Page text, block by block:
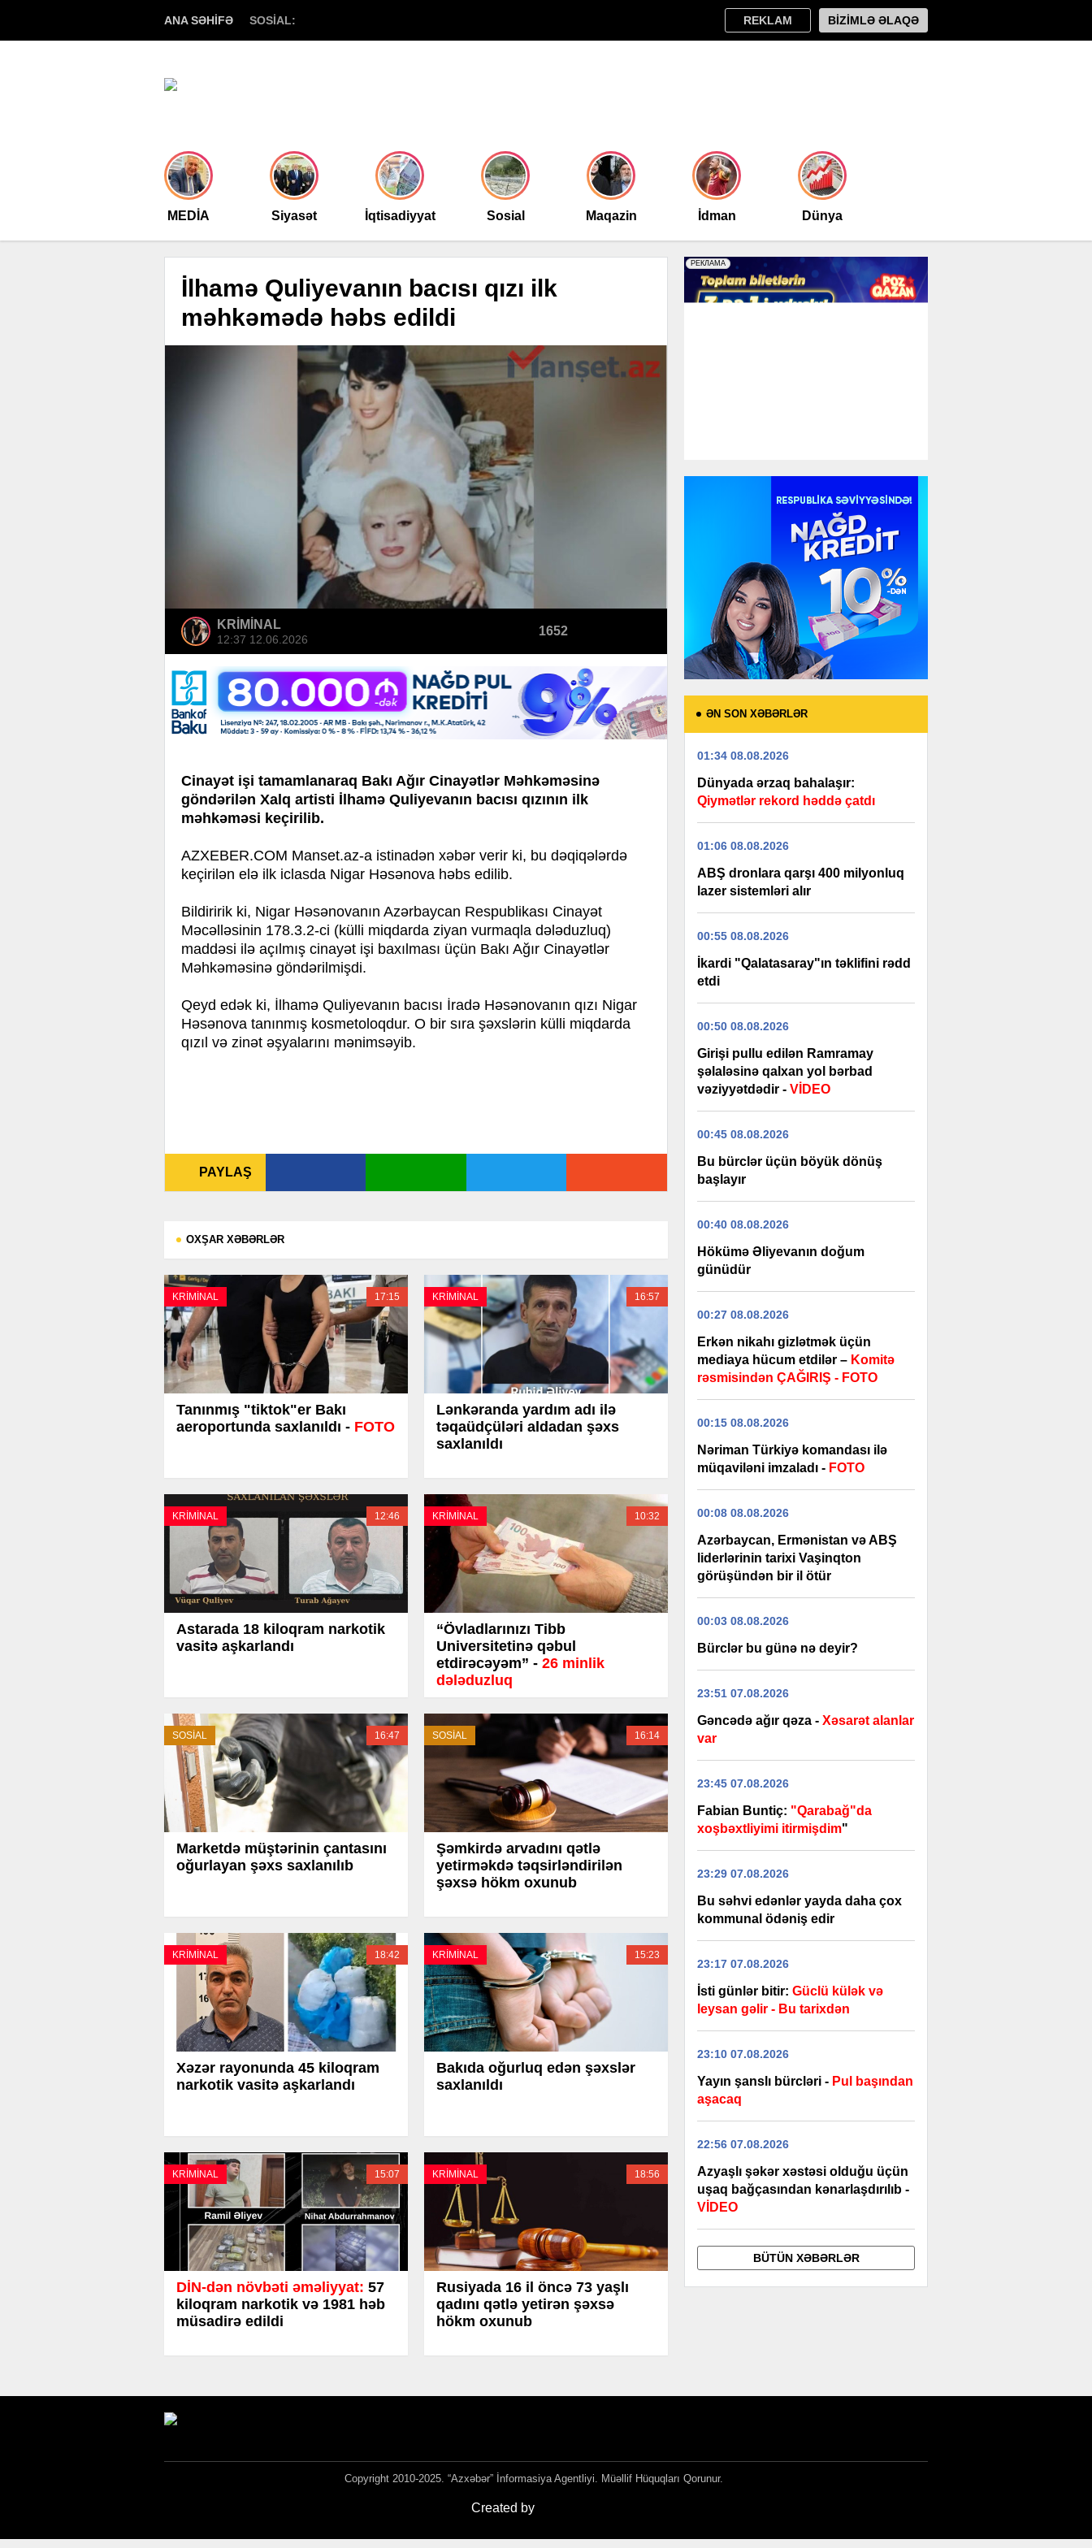
ANA SƏHİFƏ SOSİAL: REKLAM BİZİMLƏ ƏLAQƏ
MEDİA Siyasət İqtisadiyyat Sosial Maqazin İdman Dünya
İlhamə Quliyevanın bacısı qızı ilk
məhkəmədə həbs edildi
KRİMİNAL
12:37 12.06.2026
1652
Cinayət işi tamamlanaraq Bakı Ağır Cinayətlər Məhkəməsinə
göndərilən Xalq artisti İlhamə Quliyevanın bacısı qızının ilk
məhkəməsi keçirilib.
AZXEBER.COM Manset.az-a istinadən xəbər verir ki, bu dəqiqələrdə
keçirilən elə ilk iclasda Nigar Həsənova həbs edilib.
Bildiririk ki, Nigar Həsənovanın Azərbaycan Respublikası Cinayət
Məcəlləsinin 178.3.2-ci (külli miqdarda ziyan vurmaqla dələduzluq)
maddəsi ilə açılmış cinayət işi baxılması üçün Bakı Ağır Cinayətlər
Məhkəməsinə göndərilmişdi.
Qeyd edək ki, İlhamə Quliyevanın bacısı İradə Həsənovanın qızı Nigar
Həsənova tanınmış kosmetoloqdur. O bir sıra şəxslərin külli miqdarda
qızıl və zinət əşyalarını mənimsəyib.
PAYLAŞ
OXŞAR XƏBƏRLƏR
KRİMİNAL 17:15
Tanınmış "tiktok"er Bakı
aeroportunda saxlanıldı - FOTO
KRİMİNAL 16:57
Lənkəranda yardım adı ilə
təqaüdçüləri aldadan şəxs
saxlanıldı
KRİMİNAL 12:46
Astarada 18 kiloqram narkotik
vasitə aşkarlandı
KRİMİNAL 10:32
“Övladlarınızı Tibb
Universitetinə qəbul
etdirəcəyəm” - 26 minlik
dələduzluq
SOSİAL 16:47
Marketdə müştərinin çantasını
oğurlayan şəxs saxlanılıb
SOSİAL 16:14
Şəmkirdə arvadını qətlə
yetirməkdə təqsirləndirilən
şəxsə hökm oxunub
KRİMİNAL 18:42
Xəzər rayonunda 45 kiloqram
narkotik vasitə aşkarlandı
KRİMİNAL 15:23
Bakıda oğurluq edən şəxslər
saxlanıldı
KRİMİNAL 15:07
DİN-dən növbəti əməliyyat: 57
kiloqram narkotik və 1981 həb
müsadirə edildi
KRİMİNAL 18:56
Rusiyada 16 il öncə 73 yaşlı
qadını qətlə yetirən şəxsə
hökm oxunub
ƏN SON XƏBƏRLƏR
01:34 08.08.2026
Dünyada ərzaq bahalaşır:
Qiymətlər rekord həddə çatdı
01:06 08.08.2026
ABŞ dronlara qarşı 400 milyonluq
lazer sistemləri alır
00:55 08.08.2026
İkardi "Qalatasaray"ın təklifini rədd
etdi
00:50 08.08.2026
Girişi pullu edilən Ramramay
şəlaləsinə qalxan yol bərbad
vəziyyətdədir - VİDEO
00:45 08.08.2026
Bu bürclər üçün böyük dönüş
başlayır
00:40 08.08.2026
Hökümə Əliyevanın doğum
günüdür
00:27 08.08.2026
Erkən nikahı gizlətmək üçün
mediaya hücum etdilər – Komitə
rəsmisindən ÇAĞIRIŞ - FOTO
00:15 08.08.2026
Nəriman Türkiyə komandası ilə
müqaviləni imzaladı - FOTO
00:08 08.08.2026
Azərbaycan, Ermənistan və ABŞ
liderlərinin tarixi Vaşinqton
görüşündən bir il ötür
00:03 08.08.2026
Bürclər bu günə nə deyir?
23:51 07.08.2026
Gəncədə ağır qəza - Xəsarət alanlar
var
23:45 07.08.2026
Fabian Buntiç: "Qarabağ"da
xoşbəxtliyimi itirmişdim"
23:29 07.08.2026
Bu səhvi edənlər yayda daha çox
kommunal ödəniş edir
23:17 07.08.2026
İsti günlər bitir: Güclü külək və
leysan gəlir - Bu tarixdən
23:10 07.08.2026
Yayın şanslı bürcləri - Pul başından
aşacaq
22:56 07.08.2026
Azyaşlı şəkər xəstəsi olduğu üçün
uşaq bağçasından kənarlaşdırılıb -
VİDEO
BÜTÜN XƏBƏRLƏR
Copyright 2010-2025. “Azxəbər” İnformasiya Agentliyi. Müəllif Hüquqları Qorunur.
Created by